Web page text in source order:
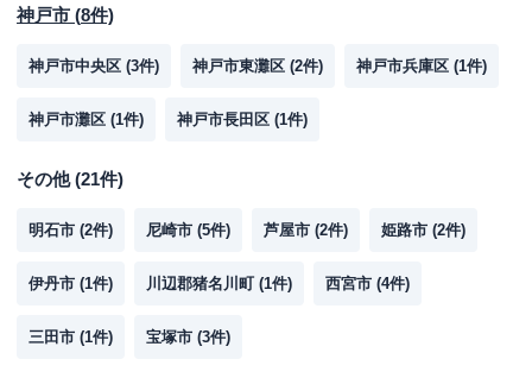
神戸市 (8件)
神戸市中央区 (3件) 神戸市東灘区 (2件) 神戸市兵庫区 (1件)
神戸市灘区 (1件) 神戸市長田区 (1件)
その他(21件)
明石市 (2件) 尼崎市 (5件) 芦屋市 (2件) 姫路市 (2件)
伊丹市 (1件) 川辺郡猪名川町 (1件) 西宮市 (4件)
三田市 (1件) 宝塚市 (3件)